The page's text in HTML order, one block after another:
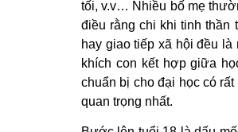
tối, v.v… Nhiều bố mẹ
điều rằng chi khi tinh thần
hay giao tiếp xã hội đều
khích con kết hợp giữa
chuẩn bị cho đại học có
quan trọng nhất.